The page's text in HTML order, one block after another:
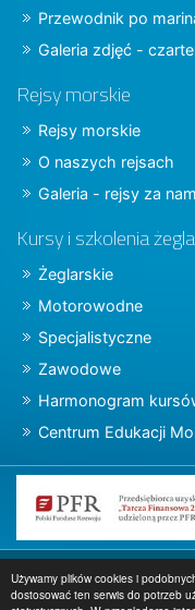
Używamy plików cookies i
dostosować ten serwis do potrzeb
Przewodnik po
Galeria zdjęć -
Rejsy morskie
Rejsy morskie
O naszych rejsach
Galeria - rejsy za
Kursy i szkolenia
Żeglarskie
Motorowodne
Specjalistyczne
Zawodowe
Harmonogram
Centrum Edukacji
Projekt i